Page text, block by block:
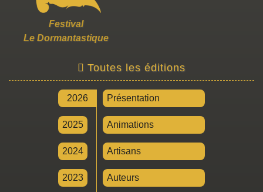
Festival
Le Dormantastique
Toutes les éditions
2026
2025
2024
2023
Présentation
Animations
Artisans
Auteurs